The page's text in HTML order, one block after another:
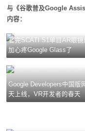
与《谷歌普及Google
内容：
看完SCATI S1单目AR眼
加心疼Google Glass了
Google Developers中国版
天上线，VR开发者的春天